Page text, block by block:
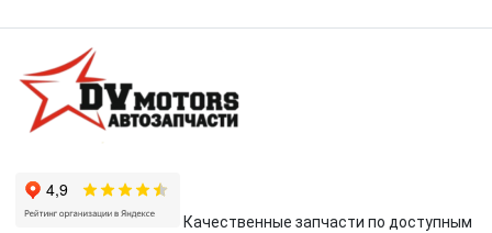
Качественные запчасти по доступным